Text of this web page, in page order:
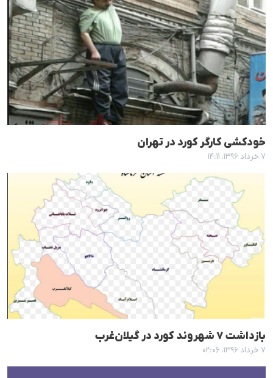
خودکشی کارگر کورد در تهران
۷ خرداد ۱۳۹۶، ۱۴:۱۱
بازداشت ٧ شهروند کورد در گیلان‌غرب
۷ خرداد ۱۳۹۶، ۰۲:۰۶